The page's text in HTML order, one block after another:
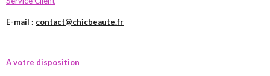
E-mail : contact@chicbeaute.fr
A votre disposition